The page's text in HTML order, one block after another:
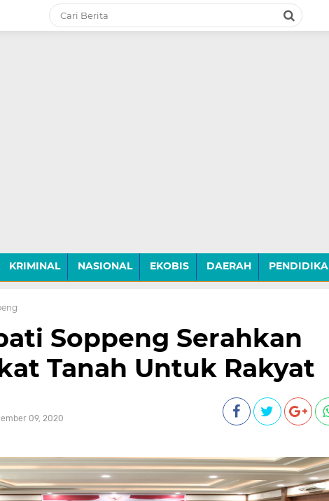
KRIMINAL NASIONAL EKOBIS DAERAH
Soppeng Serahkan
Tanah Untuk Rakyat
09, 2020